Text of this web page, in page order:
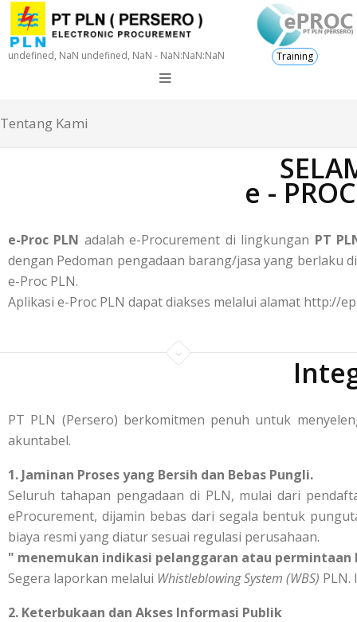
undefined, NaN undefined, NaN - NaN:NaN:NaN Training
Tentang Kami
e -
e-Proc PLN adalah e-Procurement di lingkungan PT
dengan Pedoman pengadaan barang/jasa yang berlaku
e-Proc PLN.
Aplikasi e-Proc PLN dapat diakses melalui alamat http://
PT PLN (Persero) berkomitmen penuh untuk
akuntabel.
1. Jaminan Proses yang Bersih dan Bebas Pungli.
Seluruh tahapan pengadaan di PLN, mulai dari
eProcurement, dijamin bebas dari segala bentuk
biaya resmi yang diatur sesuai regulasi perusahaan.
" menemukan indikasi pelanggaran atau
Segera laporkan melalui Whistleblowing System (WBS) PLN.
2. Keterbukaan dan Akses Informasi Publik